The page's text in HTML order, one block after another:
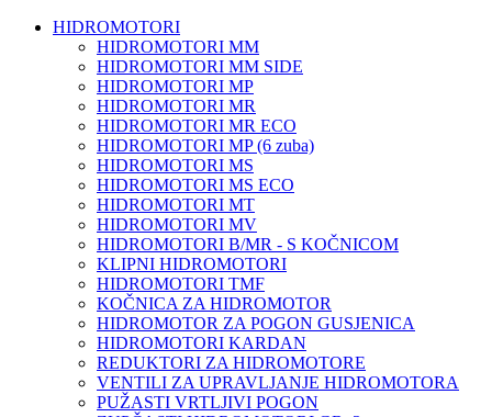
HIDROMOTORI
HIDROMOTORI MM
HIDROMOTORI MM SIDE
HIDROMOTORI MP
HIDROMOTORI MR
HIDROMOTORI MR ECO
HIDROMOTORI MP (6 zuba)
HIDROMOTORI MS
HIDROMOTORI MS ECO
HIDROMOTORI MT
HIDROMOTORI MV
HIDROMOTORI B/MR - S KOČNICOM
KLIPNI HIDROMOTORI
HIDROMOTORI TMF
KOČNICA ZA HIDROMOTOR
HIDROMOTOR ZA POGON GUSJENICA
HIDROMOTORI KARDAN
REDUKTORI ZA HIDROMOTORE
VENTILI ZA UPRAVLJANJE HIDROMOTORA
PUŽASTI VRTLJIVI POGON